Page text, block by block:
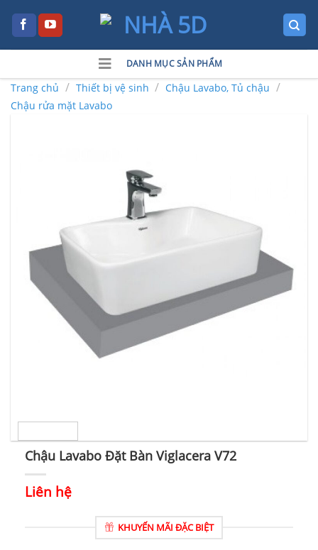
DANH MỤC SẢN PHẨM
Trang chủ / Thiết bị vệ sinh / Chậu Lavabo, Tủ chậu /
Chậu rửa mặt Lavabo
Chậu Lavabo Đặt Bàn Viglacera V72
Liên hệ
KHUYẾN MÃI ĐẶC BIỆT